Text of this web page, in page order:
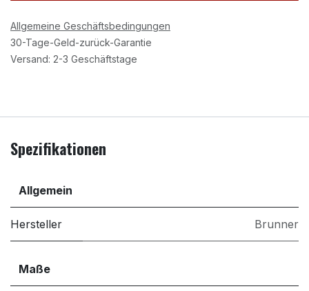
Allgemeine Geschäftsbedingungen
30-Tage-Geld-zurück-Garantie
Versand: 2-3 Geschäftstage
Spezifikationen
Allgemein
Hersteller Brunner
Maße